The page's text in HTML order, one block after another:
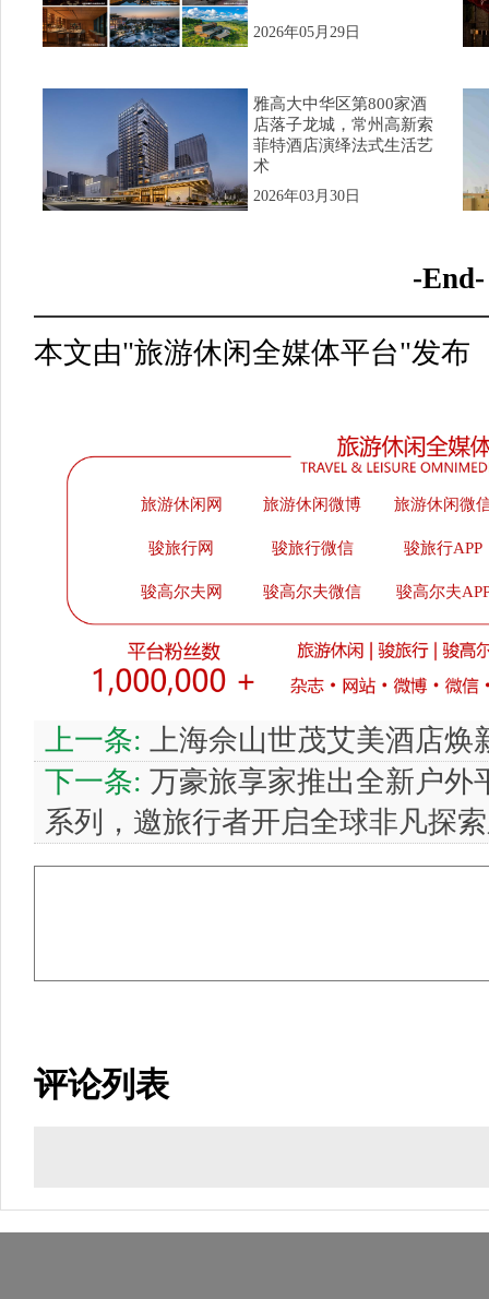
2026年05月29日
雅高大中华区第800家酒
店落子龙城，常州高新索
菲特酒店演绎法式生活艺
术
2026年03月30日
-End-
本文由"旅游休闲全媒体平台"发布
旅游休闲网 旅游休闲微博 旅游休闲微
骏旅行网 骏旅行微信 骏旅行APP
骏高尔夫网 骏高尔夫微信 骏高尔夫
上一条: 上海佘山世茂艾美酒店焕
下一条: 万豪旅享家推出全新户外
系列，邀旅行者开启全球非凡探
评论列表